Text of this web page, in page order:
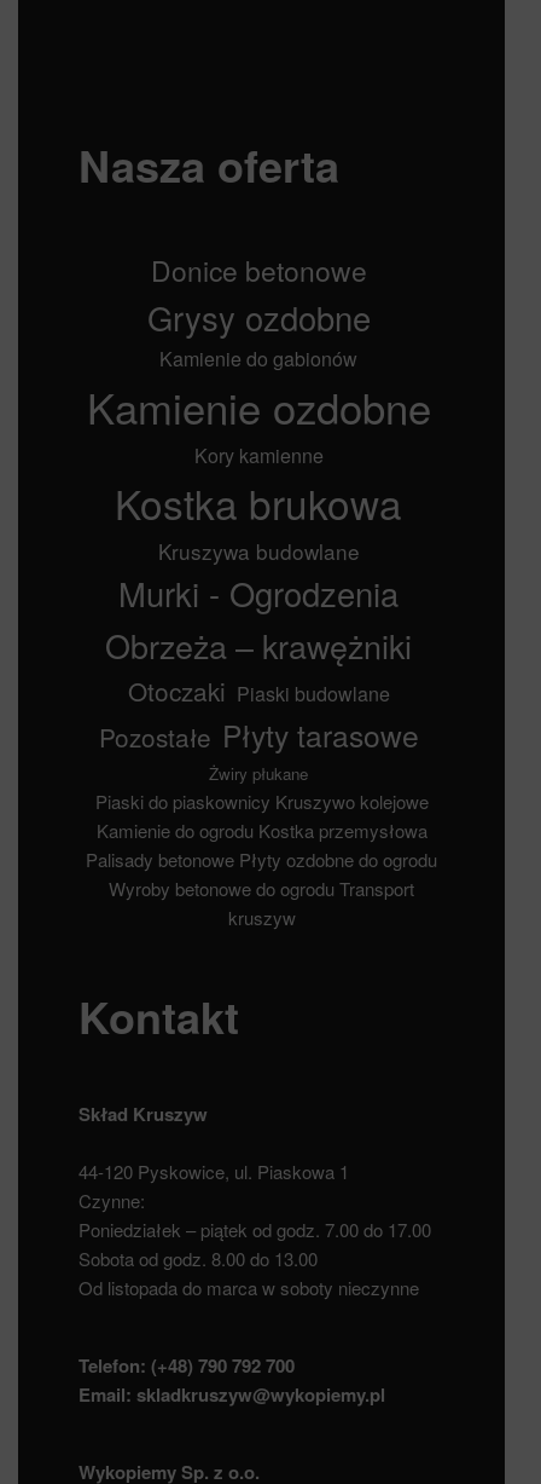
Nasza oferta
Donice betonowe
Grysy ozdobne
Kamienie do gabionów
Kamienie ozdobne
Kory kamienne
Kostka brukowa
Kruszywa budowlane
Murki - Ogrodzenia
Obrzeża – krawężniki
Otoczaki Piaski budowlane
Pozostałe Płyty tarasowe
Żwiry płukane
Piaski do piaskownicy Kruszywo kolejowe
Kamienie do ogrodu Kostka przemysłowa
Palisady betonowe Płyty ozdobne do ogrodu
Wyroby betonowe do ogrodu Transport
kruszyw
Kontakt
Skład Kruszyw
44-120 Pyskowice, ul. Piaskowa 1
Czynne:
Poniedziałek – piątek od godz. 7.00 do 17.00
Sobota od godz. 8.00 do 13.00
Od listopada do marca w soboty nieczynne
Telefon: (+48) 790 792 700
Email: skladkruszyw@wykopiemy.pl
Wykopiemy Sp. z o.o.